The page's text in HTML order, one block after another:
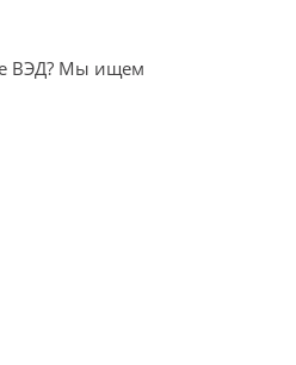
ВЭД? Мы ищем